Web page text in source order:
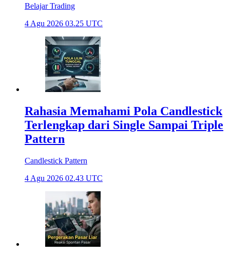
Belajar Trading
4 Agu 2026 03.25 UTC
Rahasia Memahami Pola Candlestick
Terlengkap dari Single Sampai Triple
Pattern
Candlestick Pattern
4 Agu 2026 02.43 UTC